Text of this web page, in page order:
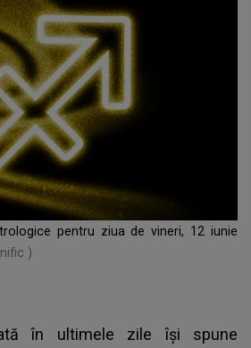
pentru ziua de vineri, 12 iunie
)
în ultimele zile își spune